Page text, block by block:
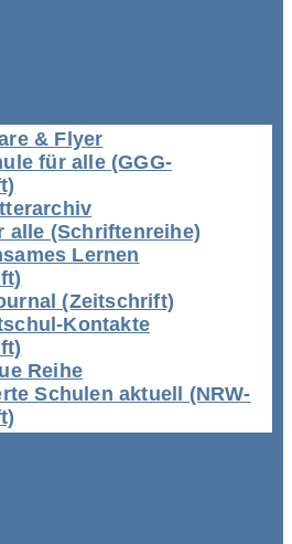
& Flyer
für alle (GGG-
alle (Schriftenreihe)
Lernen
(Zeitschrift)
Kontakte
Reihe
Schulen aktuell (NRW-